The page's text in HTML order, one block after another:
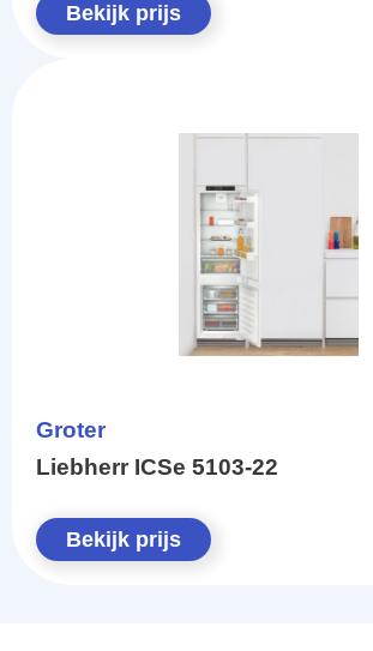
Bekijk prijs
Groter
Liebherr ICSe 5103-22
Bekijk prijs